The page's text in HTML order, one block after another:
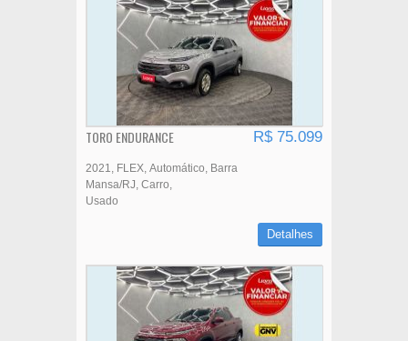
TORO ENDURANCE R$ 75.099
2021 FLEX Automático
Barra
Mansa/RJ Carro
Usado
Detalhes